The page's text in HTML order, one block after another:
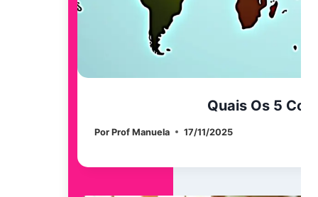
Quais Os 5
Por Prof Manuela 17/11/2025